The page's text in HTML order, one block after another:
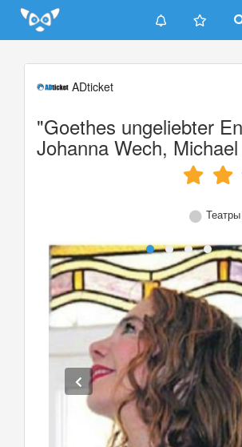
Update cookies preferences
ADticket
"Goethes ungeliebter
Johanna Wech,